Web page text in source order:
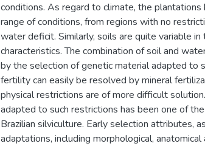
conditions. As regard to climate, the
range of conditions, from regions with no
water deficit. Similarly, soils are quite variable
characteristics. The combination of soil and
by the selection of genetic material adapted to
fertility can easily be resolved by mineral
physical restrictions are of more difficult
adapted to such restrictions has been one of
Brazilian silviculture. Early selection attributes,
adaptations, including morphological,